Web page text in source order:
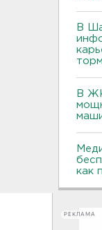
В
В
как
РЕКЛАМА